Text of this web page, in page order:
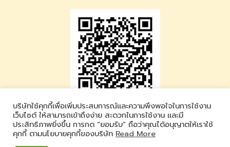
บริษัทใช้คุกกี้เพื่อเพิ่มประสบการณ์และความพึงพอใจในการใช้งาน
เว็บไซต์ ให้สามารถเข้าถึงง่าย สะดวกในการใช้งาน และมี
ประสิทธิภาพยิ่งขึ้น การกด “ยอมรับ” ถือว่าคุณได้อนุญาตให้เราใช้
คุกกี้ ตามนโยบายคุกกี้ของบริษัท Read More
Vinito Travel
LINE ID : @vinitotravel